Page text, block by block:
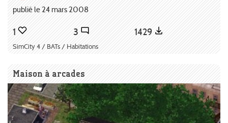
publié le 24 mars 2008
1 3 1429
SimCity 4 / BATs / Habitations
Maison à arcades